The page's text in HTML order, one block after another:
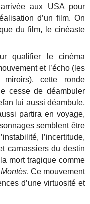
aux USA pour
d’un film. On
du film, le cinéaste
qualifier le cinéma
et l’écho (les
cette ronde
cesse de déambuler
lui aussi déambule,
partira en voyage,
semblent être
l’incertitude,
carnassiers du destin
mort tragique comme
. Ce mouvement
d’une virtuosité et